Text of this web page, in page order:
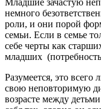
Младшие зачастую
немного
роли, и они порой
семьи. Если в семье
себе черты как
младших
Разумеется, это
свою неповторимую
возрасте между